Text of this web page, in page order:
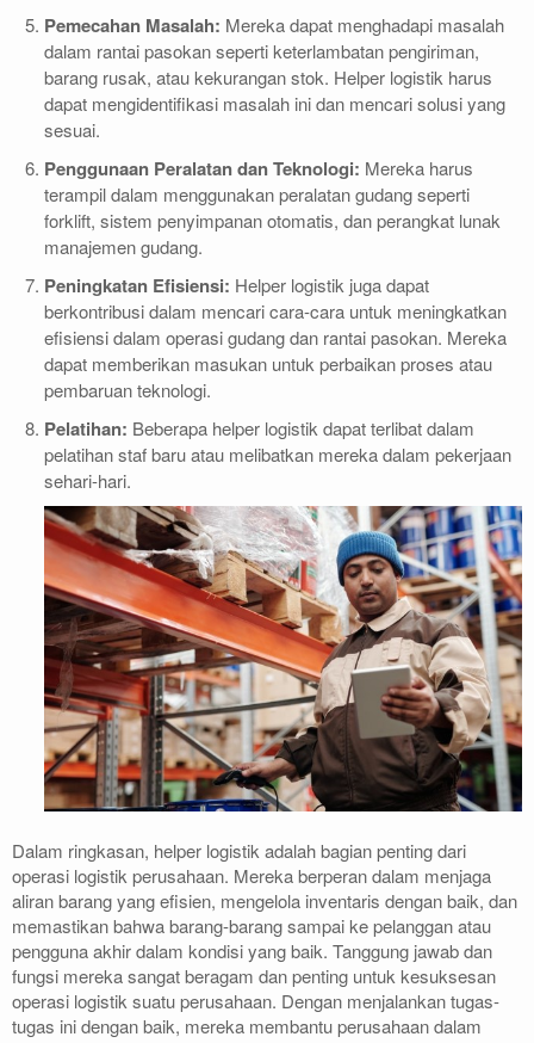
Pemecahan Masalah: Mereka dapat menghadapi masalah
dalam rantai pasokan seperti keterlambatan pengiriman,
barang rusak, atau kekurangan stok. Helper logistik harus
dapat mengidentifikasi masalah ini dan mencari solusi yang
sesuai.
Penggunaan Peralatan dan Teknologi: Mereka harus
terampil dalam menggunakan peralatan gudang seperti
forklift, sistem penyimpanan otomatis, dan perangkat lunak
manajemen gudang.
Peningkatan Efisiensi: Helper logistik juga dapat
berkontribusi dalam mencari cara-cara untuk meningkatkan
efisiensi dalam operasi gudang dan rantai pasokan. Mereka
dapat memberikan masukan untuk perbaikan proses atau
pembaruan teknologi.
Pelatihan: Beberapa helper logistik dapat terlibat dalam
pelatihan staf baru atau melibatkan mereka dalam pekerjaan
sehari-hari.
Dalam ringkasan, helper logistik adalah bagian penting dari
operasi logistik perusahaan. Mereka berperan dalam menjaga
aliran barang yang efisien, mengelola inventaris dengan baik, dan
memastikan bahwa barang-barang sampai ke pelanggan atau
pengguna akhir dalam kondisi yang baik. Tanggung jawab dan
fungsi mereka sangat beragam dan penting untuk kesuksesan
operasi logistik suatu perusahaan. Dengan menjalankan tugas-
tugas ini dengan baik, mereka membantu perusahaan dalam